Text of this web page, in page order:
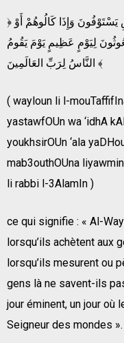
﴿ وَيْلٌ لِلمُطَفِّفِينَ الَّذِينَ إِذَا اكْتَلُوا عَلى النَاسِ يَسْتَوْفُونَ وَإِذَا كَالُوهُمْ أَوْ
لِيَوْمٍ عَظِيمٍ يَوْمَ يَقُومُ
النَّاسُ لِرَبِّ العَالَمِينَ ﴾
( wayloun li l-
yastawfOUn wa ‘idhA
youkhsirOUn ‘ala
mab3outhOUna
li rabbi l-3AlamIn )
ce qui signifie : « Al-
lorsqu’ils achètent aux
lorsqu’ils mesurent ou
gens là ne savent-ils
jour éminent, un jour où
Seigneur des mondes ».